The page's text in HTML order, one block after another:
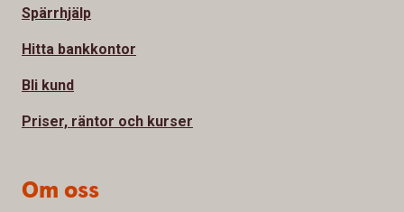
Spärrhjälp
Hitta bankkontor
Bli kund
Priser, räntor och kurser
Om oss